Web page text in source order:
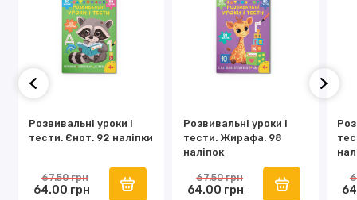
Розвивальні уроки і
тести. Єнот. 92 наліпки
64.00 грн
67.50 грн
Розвивальні уроки і
тести. Жирафа. 98
наліпок
64.00 грн
67.50 грн